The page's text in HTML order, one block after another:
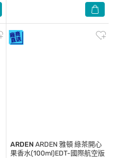
ARDEN ARDEN 雅頓 綠茶開心
果香水(100ml)EDT-國際航空版